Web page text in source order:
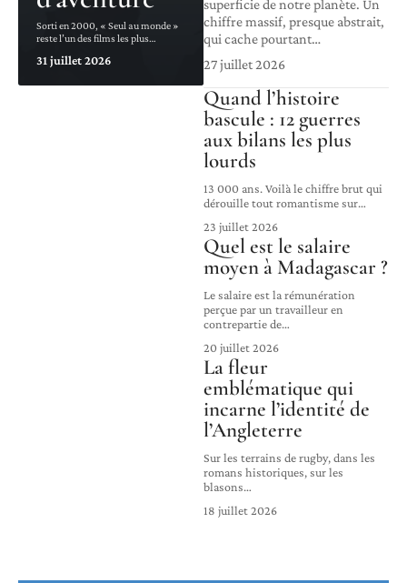
Sorti en 2000, « Seul au monde »
reste l’un des films les plus…
31 juillet 2026
superficie de notre planète. Un
chiffre massif, presque abstrait,
qui cache pourtant…
27 juillet 2026
Quand l’histoire
bascule : 12 guerres
aux bilans les plus
lourds
13 000 ans. Voilà le chiffre brut qui
dérouille tout romantisme sur…
23 juillet 2026
Quel est le salaire
moyen à Madagascar ?
Le salaire est la rémunération
perçue par un travailleur en
contrepartie de…
20 juillet 2026
La fleur
emblématique qui
incarne l’identité de
l’Angleterre
Sur les terrains de rugby, dans les
romans historiques, sur les
blasons…
18 juillet 2026